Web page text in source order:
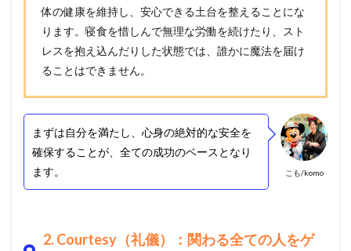
体の健康を維持し、安心できる土台を整えることにな
ります。寝食を惜しんで無理な労働を続けたり、スト
レスを抱え込んだりした状態では、誰かに魔法を届け
ることはできません。
こも/komo
まずは自分を満たし、心身の絶対的な安全を
確保することが、全ての成功のベースとなり
ます。
2. Courtesy（礼儀）：関わる全ての人をゲ